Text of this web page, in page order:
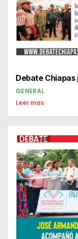
Debate
GENERAL
Leer mas